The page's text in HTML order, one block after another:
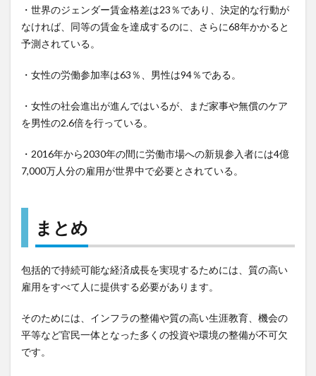
・世界のジェンダー賃金格差は23％であり、決定的な行動が
なければ、同等の賃金を達成するのに、さらに68年かかると
予測されている。
・女性の労働参加率は63％、男性は94％である。
・女性の社会進出が進んではいるが、まだ家事や無償のケア
を男性の2.6倍を行っている。
・2016年から2030年の間に労働市場への新規参入者には4億
7,000万人分の雇用が世界中で必要とされている。
まとめ
包括的で持続可能な経済成長を実現するためには、質の高い
雇用をすべて人に提供する必要があります。
そのためには、インフラの整備や質の高い生涯教育、機会の
平等など官民一体となった多くの投資や環境の整備が不可欠
です。